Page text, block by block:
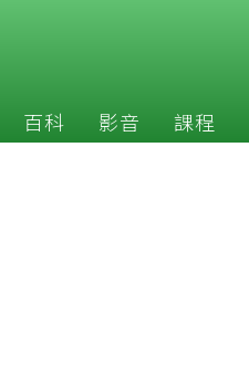
百科 影音 課程